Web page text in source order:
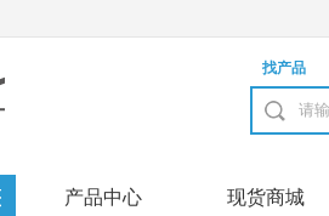
找产品
产品中心 现货商城